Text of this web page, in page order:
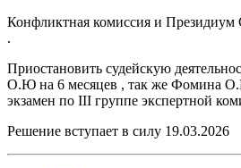
Конфликтная комиссия и
.
Приостановить судейскую
О.Ю на 6 месяцев , так же Фомина
экзамен по III группе экспертной
Решение вступает в силу 19.03.2026